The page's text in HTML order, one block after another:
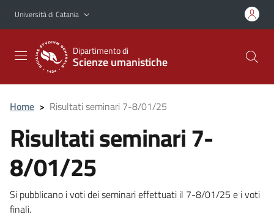
Vai al contenuto principale
Vai al menu di navigazione
Università di Catania
Dipartimento di
Scienze umanistiche
Home > Risultati seminari 7-8/01/25
Risultati seminari 7-
8/01/25
Si pubblicano i voti dei seminari effettuati il 7-8/01/25 e i voti
finali.